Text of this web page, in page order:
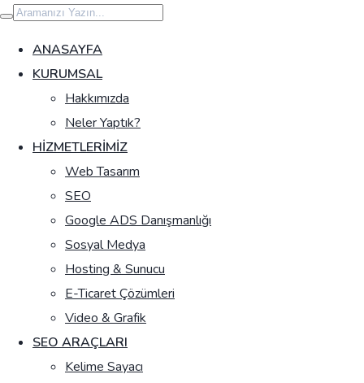
İçeriğe
geç
ANASAYFA
KURUMSAL
Hakkımızda
Neler Yaptık?
HIZMETLERIMIZ
Web Tasarım
SEO
Google ADS Danışmanlığı
Sosyal Medya
Hosting & Sunucu
E-Ticaret Çözümleri
Video & Grafik
SEO ARAÇLARI
Kelime Sayacı